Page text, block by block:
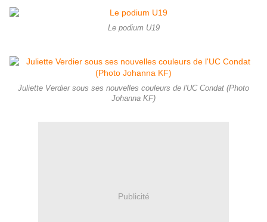
Le podium U19
Juliette Verdier sous ses nouvelles couleurs de l'UC Condat (Photo
Johanna KF)
Publicité